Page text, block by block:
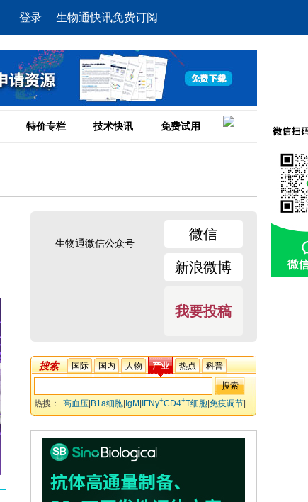
登录 生物通快讯免费订阅
特价专栏 技术快讯 免费试用
生物通微信公众号
微信
新浪微博
我要投稿
搜索 国际 国内 人物 产业 热点 科普
热搜： 高血压 B1a细胞 IgM IFNγ+CD4+T细胞 免疫调节